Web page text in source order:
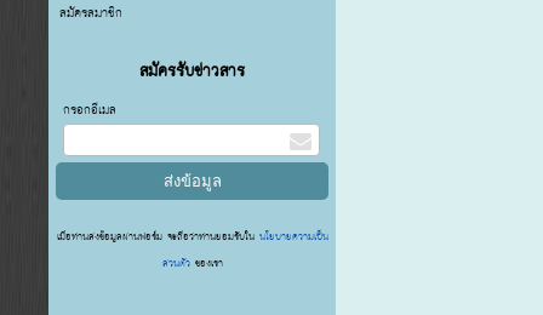
สมัครสมาชิก
สมัครรับข่าวสาร
กรอกอีเมล
เมื่อท่านส่งข้อมูลผ่านฟอร์ม จะถือว่าท่านยอมรับในนโยบายความเป็น
ส่วนตัว ของเรา